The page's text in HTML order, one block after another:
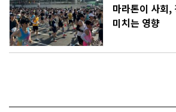
마라톤이 사회,
미치는 영향